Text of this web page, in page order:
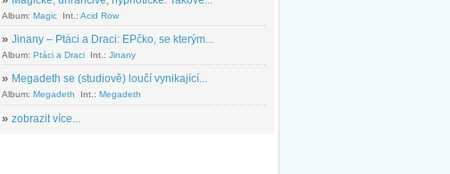
Album: Magic Int.: Acid Row
» Jinany – Ptáci a Draci: EPčko, se kterým...
Album: Ptáci a Draci Int.: Jinany
» Megadeth se (studiově) loučí vynikající...
Album: Megadeth Int.: Megadeth
» zobrazit více...